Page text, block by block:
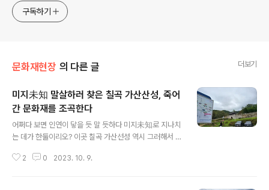
approach will be to resist any common sense or
generalized viewpoint
구독하기
문화재현장 의 다른 글 더보기
미지未知 말살하러 찾은 칠곡 가산산성, 죽어
간 문화재를 조곡한다
어쩌다 보면 인연이 닿을 듯 말 듯하다 미지未知로 지나치
는 데가 한둘이리오? 이곳 칠곡 가산선성 역시 그러해서 인
이라 이제 더는 생소로 남겨둘 수 없다 해서 경주서 김천 가
2 0 2023. 10. 9.